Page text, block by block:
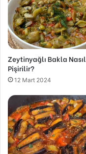
Zeytinyağlı Bakla Nasıl
Pişirilir?
12 Mart 2024